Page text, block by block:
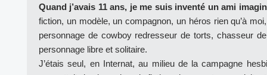
Quand j’avais 11 ans, je me suis inventé un ami
fiction, un modèle, un compagnon, un héros rien qu’à
personnage de cowboy redresseur de torts, chasseur
personnage libre et solitaire.
J’étais seul, en Internat, au milieu de la campagne